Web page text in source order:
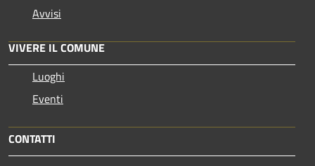
Avvisi
VIVERE IL COMUNE
Luoghi
Eventi
CONTATTI